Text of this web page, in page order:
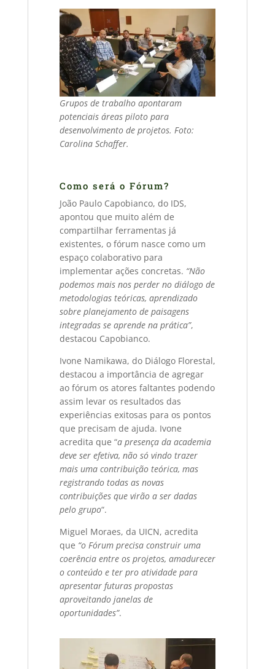
Grupos de trabalho apontaram
potenciais áreas piloto para
desenvolvimento de projetos. Foto:
Carolina Schaffer.
Como será o Fórum?
João Paulo Capobianco, do IDS,
apontou que muito além de
compartilhar ferramentas já
existentes, o fórum nasce como um
espaço colaborativo para
implementar ações concretas. “Não
podemos mais nos perder no diálogo de
metodologias teóricas, aprendizado
sobre planejamento de paisagens
integradas se aprende na prática”,
destacou Capobianco.
Ivone Namikawa, do Diálogo Florestal,
destacou a importância de agregar
ao fórum os atores faltantes podendo
assim levar os resultados das
experiências exitosas para os pontos
que precisam de ajuda. Ivone
acredita que “a presença da academia
deve ser efetiva, não só vindo trazer
mais uma contribuição teórica, mas
registrando todas as novas
contribuições que virão a ser dadas
pelo grupo“.
Miguel Moraes, da UICN, acredita
que “o Fórum precisa construir uma
coerência entre os projetos, amadurecer
o conteúdo e ter pro atividade para
apresentar futuras propostas
aproveitando janelas de
oportunidades”.